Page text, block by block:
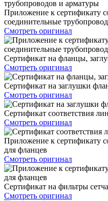
Приложение к сертификату
соединительные
Смотреть оригинал
Сертификат на фланцы,
Смотреть оригинал
Сертификат на заглушки
Смотреть оригинал
Сертификат соответствия
Смотреть оригинал
Приложение к сертификату
для фланцев
Смотреть оригинал
Сертификат на фильтры
Смотреть оригинал